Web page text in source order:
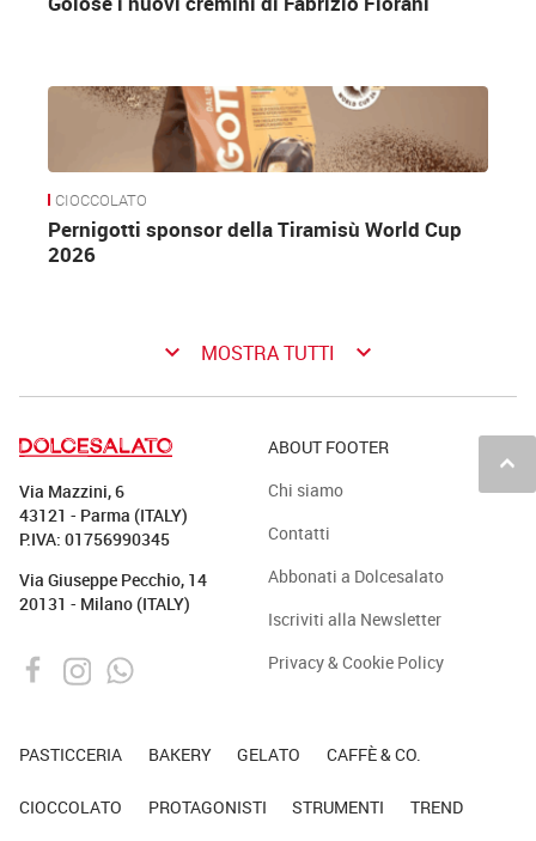
CIOCCOLATO
Pernigotti sponsor della Tiramisù World Cup
2026
keyboard_arrow_down MOSTRA TUTTI keyboard_arrow_down
keyboard_arrow_up
Via Mazzini, 6
43121 - Parma (ITALY)
P.IVA: 01756990345
Via Giuseppe Pecchio, 14
20131 - Milano (ITALY)
ABOUT FOOTER
Chi siamo
Contatti
Abbonati a Dolcesalato
Iscriviti alla Newsletter
Privacy & Cookie Policy
PASTICCERIA BAKERY GELATO CAFFÈ & CO.
CIOCCOLATO PROTAGONISTI STRUMENTI TREND